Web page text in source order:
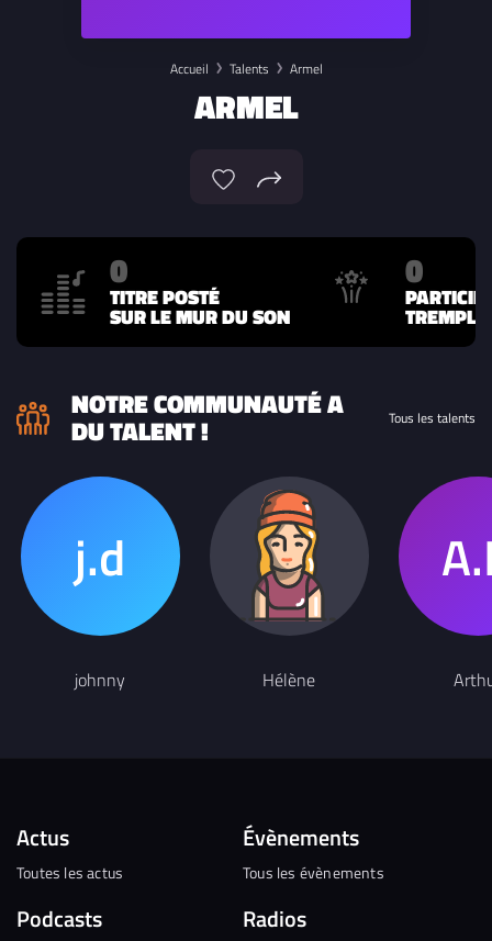
Accueil Talents Armel
ARMEL
0
TITRE POSTÉ
SUR LE MUR DU SON
0
NOTRE COMMUNAUTÉ A
DU TALENT ! Tous les talents
johnny Hélène
Actus
Toutes les actus
Podcasts
Évènements
Tous les évènements
Radios